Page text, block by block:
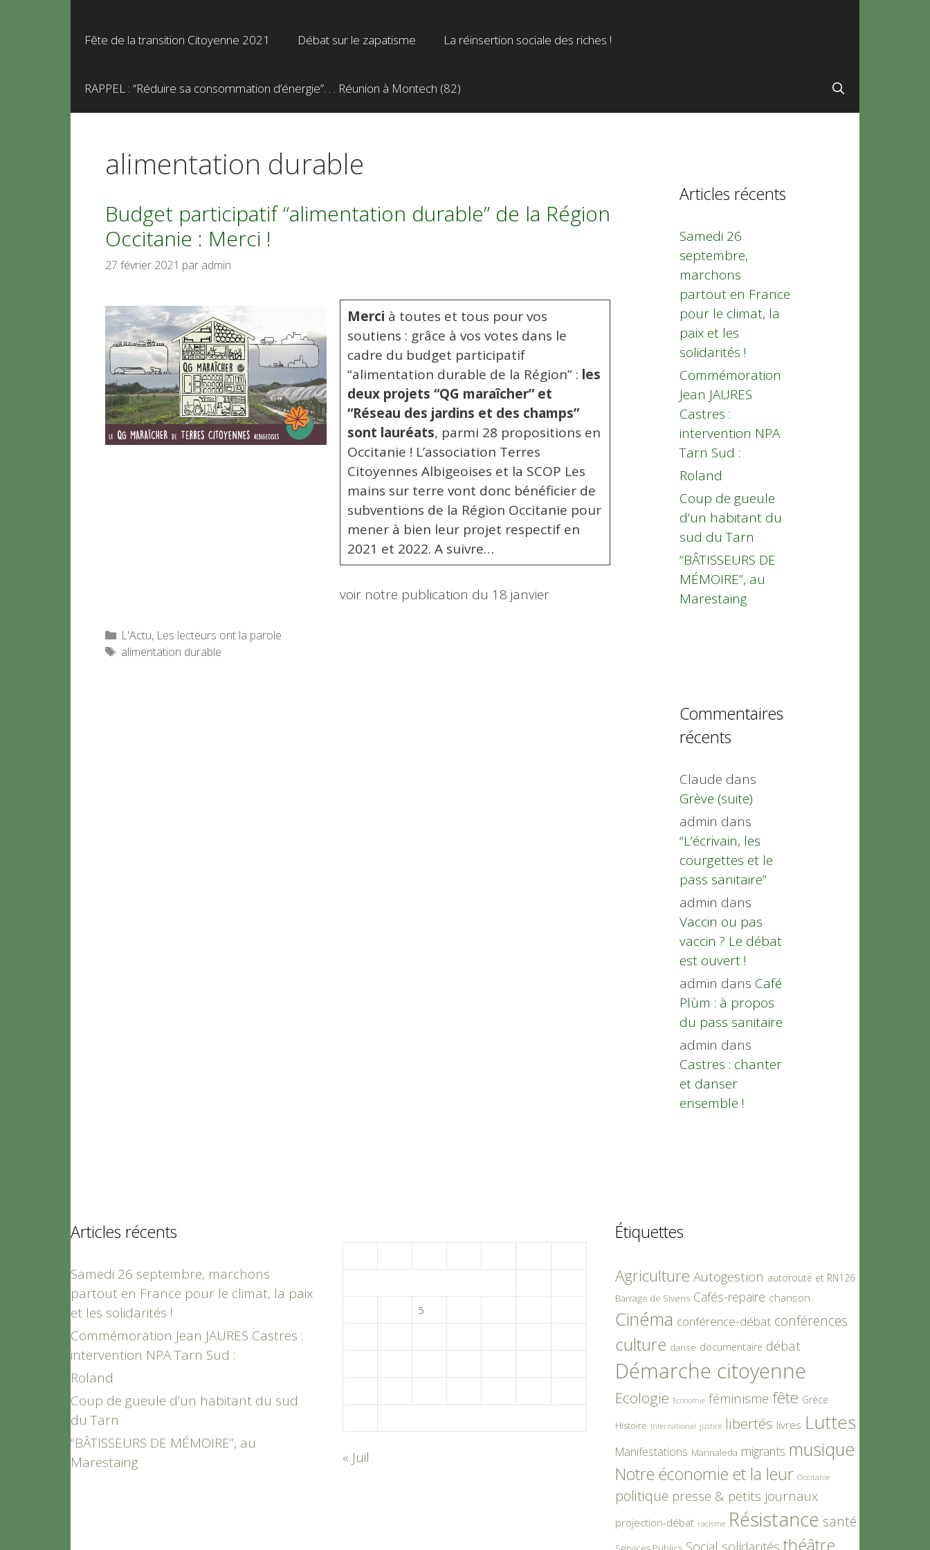
Fête de la transition Citoyenne 2021 Débat sur le zapatisme La réinsertion sociale des riches !
RAPPEL : “Réduire sa consommation d’énergie”. . . Réunion à Montech (82)
alimentation durable
Budget participatif “alimentation durable” de la Région
Occitanie : Merci !
27 février 2021 par admin
Merci à toutes et tous pour vos
soutiens : grâce à vos votes dans le
cadre du budget participatif
“alimentation durable de la Région” : les
deux projets “QG maraîcher” et
“Réseau des jardins et des champs”
sont lauréats, parmi 28 propositions en
Occitanie ! L’association Terres
Citoyennes Albigeoises et la SCOP Les
mains sur terre vont donc bénéficier de
subventions de la Région Occitanie pour
mener à bien leur projet respectif en
2021 et 2022. A suivre…
voir notre publication du 18 janvier
Catégories
L'Actu, Les lecteurs ont la parole
Étiquettes
alimentation durable
Articles récents
Samedi 26
septembre,
marchons
partout en France
pour le climat, la
paix et les
solidarités !
Commémoration
Jean JAURES
Castres :
intervention NPA
Tarn Sud :
Roland
Coup de gueule
d’un habitant du
sud du Tarn
“BÂTISSEURS DE
MÉMOIRE”, au
Marestaing
Commentaires
récents
Claude dans
Grève (suite)
admin dans
“L’écrivain, les
courgettes et le
pass sanitaire”
admin dans
Vaccin ou pas
vaccin ? Le débat
est ouvert !
admin dans Café
Plùm : à propos
du pass sanitaire
admin dans
Castres : chanter
et danser
ensemble !
Articles récents
Samedi 26 septembre, marchons
partout en France pour le climat, la paix
et les solidarités !
Commémoration Jean JAURES Castres :
intervention NPA Tarn Sud :
Roland
Coup de gueule d’un habitant du sud
du Tarn
“BÂTISSEURS DE MÉMOIRE”, au
Marestaing
5
« Juil
Étiquettes
Agriculture Autogestion autoroute et RN126
Barrage de Sivens Cafés-repaire chanson
Cinéma conférence-débat conférences
culture danse documentaire débat
Démarche citoyenne
Ecologie Economie féminisme fête Grèce
Histoire International justice libertés livres Luttes
Manifestations Marinaleda migrants musique
Notre économie et la leur Occitanie
politique presse & petits journaux
projection-débat racisme Résistance santé
Social solidarités théâtre